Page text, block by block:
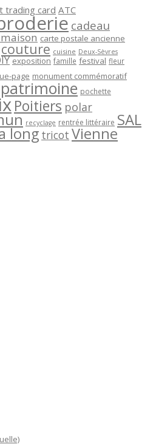
trading card ATC
cadeau
carte postale ancienne
couture cuisine Deux-Sèvres
exposition famille festival fleur
page monument commémoratif
patrimoine pochette
Poitiers polar
recyclage rentrée littéraire SAL
long tricot Vienne